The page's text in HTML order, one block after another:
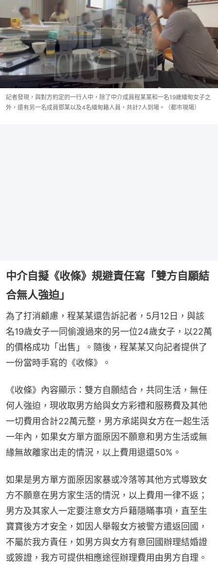
記者發現，與對方約定的一行人中，除了中介成員程某某和一名19歲緬甸女子之
外，還有另一名成員鄧某以及4名緬甸籍人員，共計7人到場。（都市現場）
中介自擬《收條》規避責任寫「雙方自願結
合無人強迫」
為了打消顧慮，程某某還告訴記者，5月12日，與該
名19歲女子一同偷渡過來的另一位24歲女子，以22萬
的價格成功「出售」。隨後，程某某又向記者提供了
一份當時手寫的《收條》。
《收條》內容顯示：雙方自願結合，共同生活，無任
何人強迫，現收取男方給與女方彩禮和服務費及其他
一切費用合計22萬元整，男方承諾與女方在一起生活
一年內，如果女方單方面原因不願意和男方生活或無
緣無故離家出走的情況，以上費用退還50%。
如果是男方單方面原因家暴或冷落等其他方式導致女
方不願意在男方家生活的情況，以上費用一律不返；
男方及其家人一定要注意女方戶籍隱瞞事項，直至生
寶寶後方才安全，如因人舉報女方被警方遣返回國，
不屬於我方責任，如男方與女方有意回國辦理結婚證
或簽證，我方可提供相應途徑辦理費用由男方自理。